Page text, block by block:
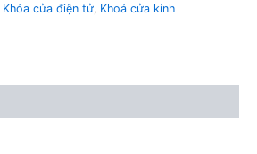
Khóa cửa điện tử Khoá cửa kính